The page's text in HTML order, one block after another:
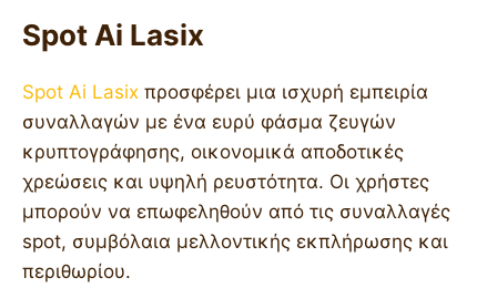
Spot Ai Lasix
Spot Ai Lasix προσφέρει μια ισχυρή εμπειρία
συναλλαγών με ένα ευρύ φάσμα ζευγών
κρυπτογράφησης, οικονομικά αποδοτικές
χρεώσεις και υψηλή ρευστότητα. Οι χρήστες
μπορούν να επωφεληθούν από τις συναλλαγές
spot, συμβόλαια μελλοντικής εκπλήρωσης και
περιθωρίου.